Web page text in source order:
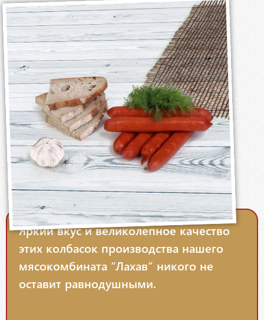
Яркий вкус и великолепное качество
этих колбасок производства нашего
мясокомбината “Лахав” никого не
оставит равнодушными.